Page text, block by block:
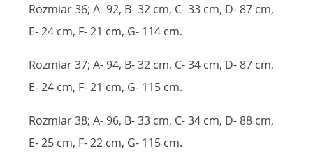
Rozmiar 36; A- 92, B- 32 cm, C- 33 cm, D- 87 cm,
E- 24 cm, F- 21 cm, G- 114 cm.
Rozmiar 37; A- 94, B- 32 cm, C- 34 cm, D- 87 cm,
E- 24 cm, F- 21 cm, G- 115 cm.
Rozmiar 38; A- 96, B- 33 cm, C- 34 cm, D- 88 cm,
E- 25 cm, F- 22 cm, G- 115 cm.